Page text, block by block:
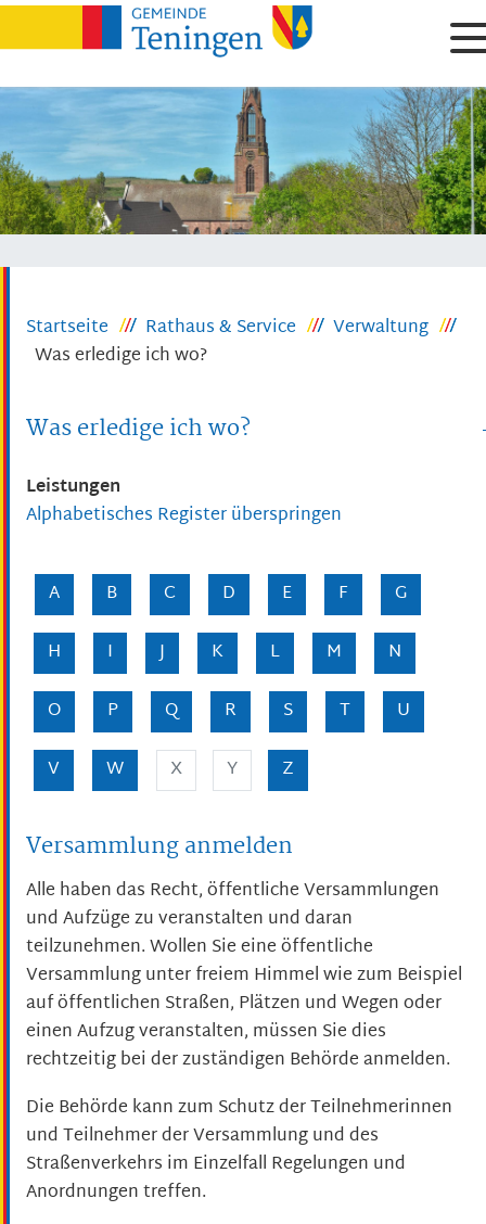
Startseite Rathaus & Service
Verwaltung
Was erledige ich wo?
Was erledige ich wo?
Leistungen
Alphabetisches Register überspringen
A B C D E F
G
H
I J K L M
N
O
P Q R S T
U
V
W X Y Z
Versammlung anmelden
Alle haben das Recht, öffentliche Versammlungen
und Aufzüge zu veranstalten und daran
teilzunehmen. Wollen Sie eine öffentliche
Versammlung unter freiem Himmelwie zum Beispiel
auf öffentlichen Straßen, Plätzen und Wegen oder
einen Aufzugveranstalten, müssen Sie dies
rechtzeitig bei der zuständigen Behörde anmelden.
Die Behörde kann zum Schutz der Teilnehmerinnen
und Teilnehmer der Versammlung und des
Straßenverkehrs im Einzelfall Regelungen und
Anordnungen treffen.